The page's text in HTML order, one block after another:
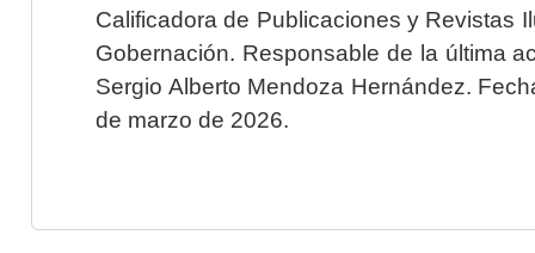
Calificadora de Publicaciones y Revistas
Gobernación. Responsable de la última
Sergio Alberto Mendoza Hernández.
de marzo de 2026.